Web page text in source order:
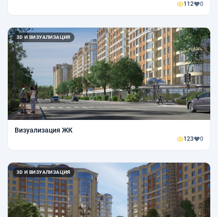
112 0
3D И ВИЗУАЛИЗАЦИЯ
Визуализация ЖК
123 0
3D И ВИЗУАЛИЗАЦИЯ